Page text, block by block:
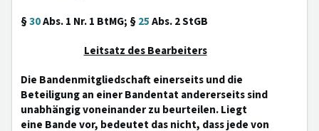
§30Abs. 1 Nr. 1 BtMG; §25Abs. 2 StGB
Leitsatz des Bearbeiters
Die Bandenmitgliedschaft einerseits und die
Beteiligung an einer Bandentat andererseits sind
unabhängig voneinander zu beurteilen. Liegt
eine Bande vor, bedeutet das nicht, dass jede von